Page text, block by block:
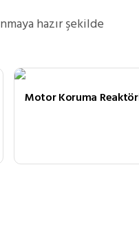
hazır şekilde
Motor Koruma